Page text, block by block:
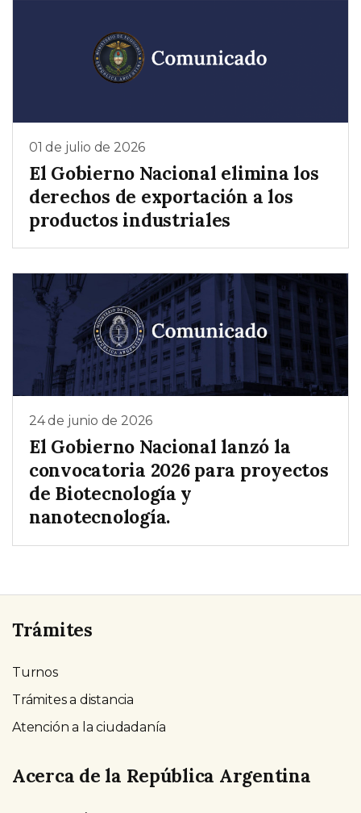
01 de julio de 2026
El Gobierno Nacional elimina los
derechos de exportación a los
productos industriales
24 de junio de 2026
El Gobierno Nacional lanzó la
convocatoria 2026 para proyectos
de Biotecnología y
nanotecnología.
Trámites
Turnos
Trámites a distancia
Atención a la ciudadanía
Acerca de la República Argentina